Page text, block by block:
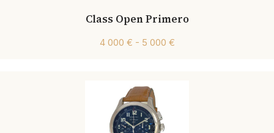
Class Open Primero
4 000 € - 5 000 €